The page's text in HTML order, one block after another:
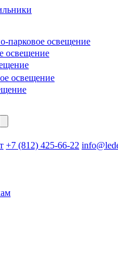
парковое освещение
освещение
освещение
+7 (812) 425-66-22